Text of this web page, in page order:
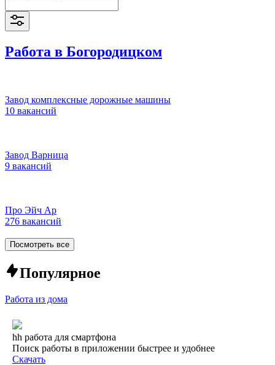
Работа в Богородицком
Завод комплексные дорожные машины
10 вакансий
Завод Варница
9 вакансий
Про Эйч Ар
276 вакансий
Посмотреть все
Популярное
Работа из дома
hh работа для смартфона
Поиск работы в приложении быстрее и удобнее
Скачать